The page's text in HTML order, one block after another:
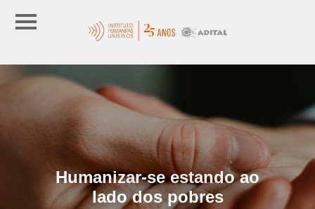
Humanizar-se estando ao
lado dos pobres